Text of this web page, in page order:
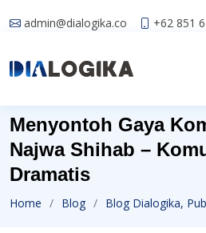
admin@dialogika.co +62 851
Menyontoh Gaya
Najwa Shihab –
Dramatis
Home Blog Blog Dialogika,